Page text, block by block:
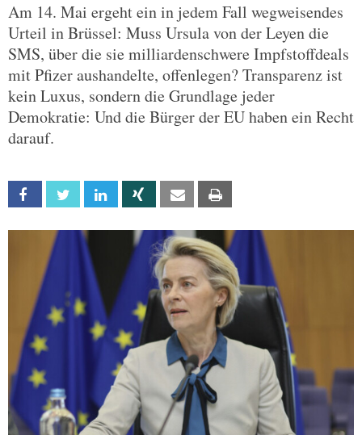
Am 14. Mai ergeht ein in jedem Fall wegweisendes
Urteil in Brüssel: Muss Ursula von der Leyen die
SMS, über die sie milliardenschwere Impfstoffdeals
mit Pfizer aushandelte, offenlegen? Transparenz ist
kein Luxus, sondern die Grundlage jeder
Demokratie: Und die Bürger der EU haben ein Recht
darauf.
Facebook Twitter Linkedin Xing Email